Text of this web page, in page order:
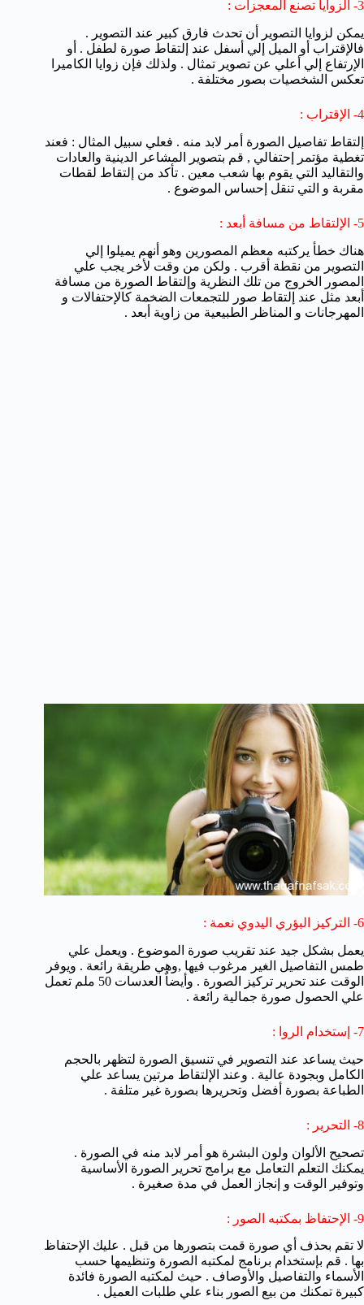
3- الزوايا تصنع المعجزات :
يمكن لزوايا التصوير أن تحدث فارق كبير عند التصوير .
فالإقتراب أو الميل إلي أسفل عند إلتقاط صورة لطفل . أو
الإرتفاع إلي أعلي عن تصوير تمثال . ولذلك فإن زوايا الكاميرا
تعكس الشخصيات بصور مختلفة .
4- الإقتراب :
إلتقاط تفاصيل الصورة أمر لابد منه . فعلي سبيل المثال : فعند
تغطية مؤتمر إحتفالي , قم بتصوير المشاعر الدينية والعادات
والتقاليد التي يقوم بها شعب معين . تأكد من إلتقاط لقطات
مقربة و التي تنقل إحساس الموضوع .
5- الإلتقاط من مسافة أبعد :
هناك خطأ يركتبه معظم المصورين وهو أنهم يميلوا إلي
التصوير من نقطة أقرب . ولكن من وقت لأخر يجب علي
المصور الخروج من تلك النظرية وإلتقاط الصورة من مسافة
أبعد مثل عند إلتقاط صور للتجمعات الضخمة كالإحتفالات و
المهرجانات و المناظر الطبيعية من زاوية أبعد .
6- التركيز البؤري اليدوي نعمة :
يعمل بشكل جيد عند تقريب صورة الموضوع . ويعمل علي
طمس التفاصيل الغير مرغوب فيها ,وهي طريقة رائعة . ويوفر
الوقت عند تحرير تركيز الصورة . وأيضاٌ العدسات 50 ملم تعمل
علي الحصول صورة جمالية رائعة .
7- إستخدام الروا :
حيث يساعد عند التصوير في تنسيق الصورة لتظهر بالحجم
الكامل وبجودة عالية . وعند الإلتقاط مرتين يساعد علي
الطباعة بصورة أفضل وتحريرها بصورة غير متلفة .
8- التحرير :
تصحيح الألوان ولون البشرة هو أمر لابد منه في الصورة .
يمكنك التعلم التعامل مع برامج تحرير الصورة الأساسية
وتوفير الوقت و إنجاز العمل في مدة صغيرة .
9- الإحتفاظ بمكتبه الصور :
لا تقم بحذف أي صورة قمت بتصورها من قبل . عليك الإحتفاظ
بها . قم بإستخدام برنامج لمكتبه الصورة وتنظيمها حسب
الأسماء والتفاصيل والأوصاف . حيث لمكتبه الصورة فائدة
كبيرة تمكنك من بيع الصور بناء علي طلبات العميل .